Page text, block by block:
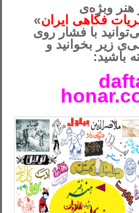
هنر وبژه‌ی
فکاهی ایران»
با فشار روی
زیر بخوانید و
باشید: